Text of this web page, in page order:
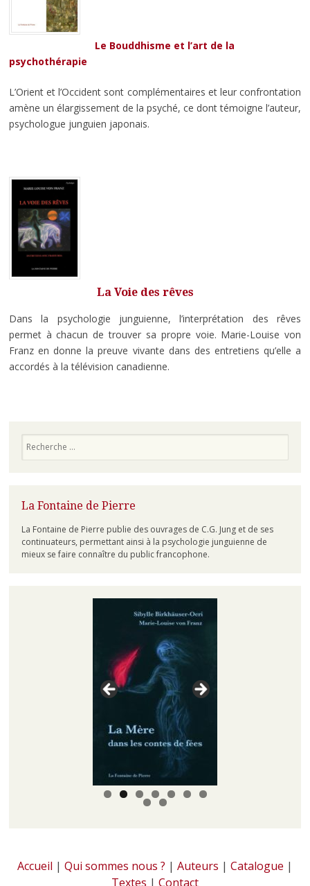
Le Bouddhisme et l’art de la
psychothérapie
L’Orient et l’Occident sont complémentaires et leur confrontation
amène un élargissement de la psyché, ce dont témoigne l’auteur,
psychologue junguien japonais.
La Voie des rêves
Dans la psychologie junguienne, l’interprétation des rêves
permet à chacun de trouver sa propre voie. Marie-Louise von
Franz en donne la preuve vivante dans des entretiens qu’elle a
accordés à la télévision canadienne.
La Fontaine de Pierre
La Fontaine de Pierre publie des ouvrages de C.G. Jung et de ses
continuateurs, permettant ainsi à la psychologie junguienne de
mieux se faire connaître du public francophone.
Accueil | Qui sommes nous ? | Auteurs | Catalogue |
Textes | Contact